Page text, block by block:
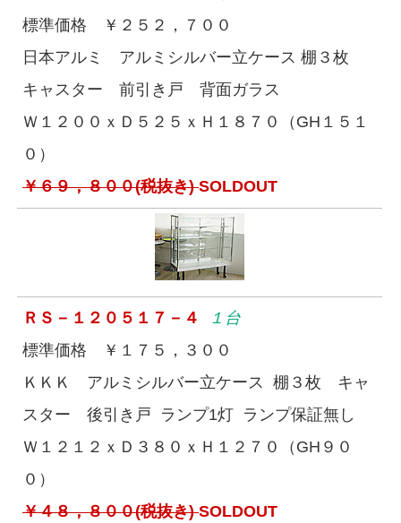
標準価格 ￥２５２，７００
日本アルミ アルミシルバー立ケース 棚３枚
キャスター 前引き戸 背面ガラス
Ｗ１２００ｘＤ５２５ｘＨ１８７０（GH１５１
０）
￥６９，８００(税抜き)SOLDOUT
ＲＳ－１２０５１７－４
１台
標準価格 ￥１７５，３００
ＫＫＫ アルミシルバー立ケース 棚３枚 キャ
スター 後引き戸 ランプ1灯 ランプ保証無し
Ｗ１２１２ｘＤ３８０ｘＨ１２７０（GH９０
０）
￥４８，８００(税抜き)SOLDOUT